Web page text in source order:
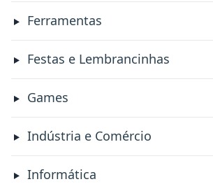
Ferramentas
Festas e Lembrancinhas
Games
Indústria e Comércio
Informática